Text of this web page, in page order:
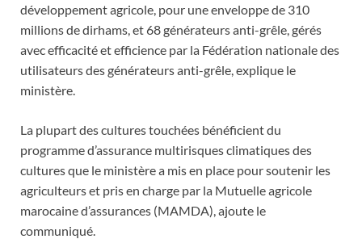
développement agricole, pour une enveloppe de 310
millions de dirhams, et 68 générateurs anti-grêle, gérés
avec efficacité et efficience par la Fédération nationale des
utilisateurs des générateurs anti-grêle, explique le
ministère.
La plupart des cultures touchées bénéficient du
programme d’assurance multirisques climatiques des
cultures que le ministère a mis en place pour soutenir les
agriculteurs et pris en charge par la Mutuelle agricole
marocaine d’assurances (MAMDA), ajoute le
communiqué.